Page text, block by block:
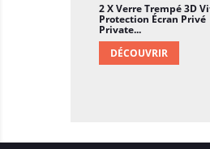
2 X Verre Trempé 3D
Protection Écran Privé
Private...
DÉCOUVRIR